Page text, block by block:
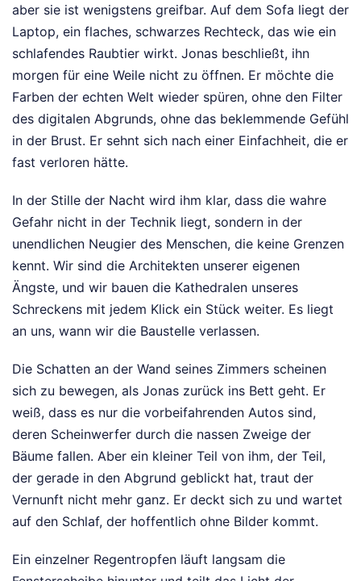
aber sie ist wenigstens greifbar. Auf dem Sofa liegt der
Laptop, ein flaches, schwarzes Rechteck, das wie ein
schlafendes Raubtier wirkt. Jonas beschließt, ihn
morgen für eine Weile nicht zu öffnen. Er möchte die
Farben der echten Welt wieder spüren, ohne den Filter
des digitalen Abgrunds, ohne das beklemmende Gefühl
in der Brust. Er sehnt sich nach einer Einfachheit, die er
fast verloren hätte.
In der Stille der Nacht wird ihm klar, dass die wahre
Gefahr nicht in der Technik liegt, sondern in der
unendlichen Neugier des Menschen, die keine Grenzen
kennt. Wir sind die Architekten unserer eigenen
Ängste, und wir bauen die Kathedralen unseres
Schreckens mit jedem Klick ein Stück weiter. Es liegt
an uns, wann wir die Baustelle verlassen.
Die Schatten an der Wand seines Zimmers scheinen
sich zu bewegen, als Jonas zurück ins Bett geht. Er
weiß, dass es nur die vorbeifahrenden Autos sind,
deren Scheinwerfer durch die nassen Zweige der
Bäume fallen. Aber ein kleiner Teil von ihm, der Teil,
der gerade in den Abgrund geblickt hat, traut der
Vernunft nicht mehr ganz. Er deckt sich zu und wartet
auf den Schlaf, der hoffentlich ohne Bilder kommt.
Ein einzelner Regentropfen läuft langsam die